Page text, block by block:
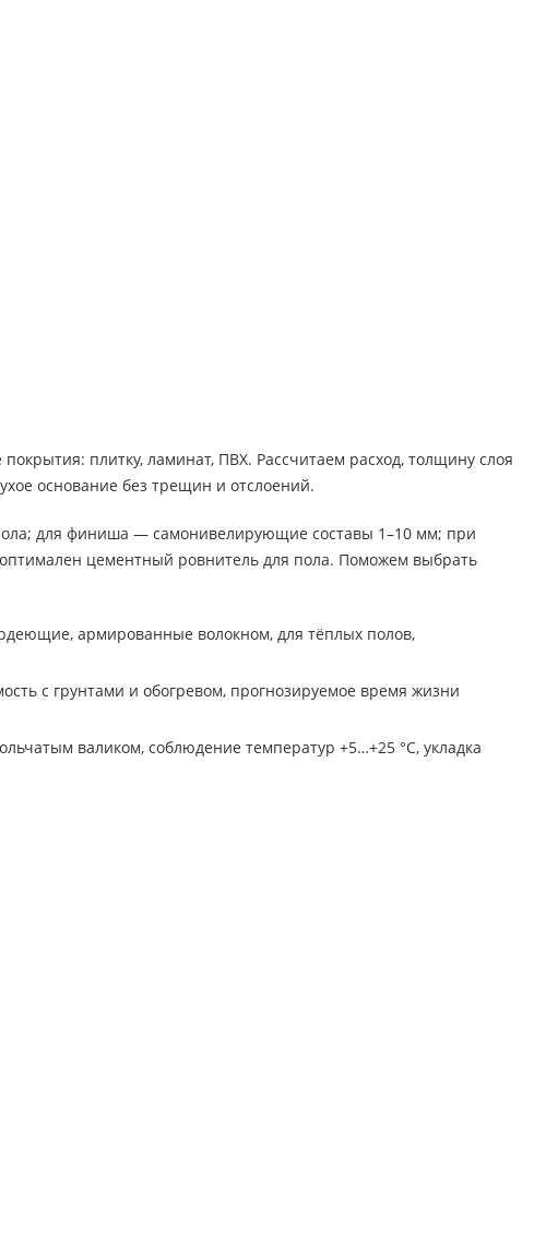
плитку, ламинат, ПВХ. Рассчитаем расход, толщину слоя
основание без трещин и отслоений.
для финиша — самонивелирующие составы 1–10 мм; при
цементный ровнитель для пола. Поможем выбрать
армированные волокном, для тёплых полов,
с грунтами и обогревом, прогнозируемое время жизни
валиком, соблюдение температур +5…+25 °C, укладка